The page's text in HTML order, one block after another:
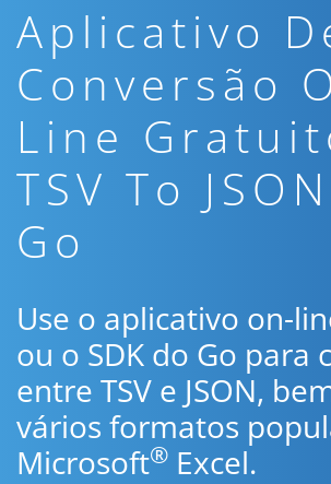
Aplicativo
Conversão
Line
TSV To
Go
Use o aplicativo on-
ou o SDK do Go para
entre TSV e JSON,
vários formatos
Microsoft® Excel.